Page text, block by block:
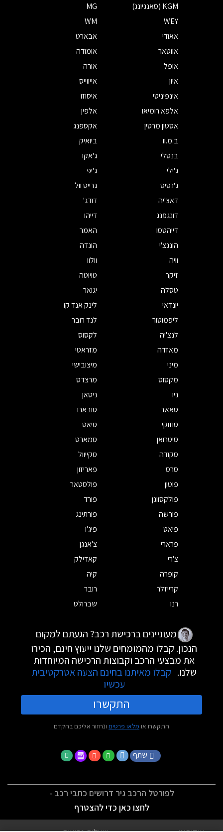
KGM (סאנגיונג)
MG
WEY
WM
אאודי
אבארט
אווטאר
אומודה
אופל
אורה
איון
אייווייס
אינפיניטי
איסוזו
אלפא רומיאו
אלפין
אסטון מרטין
אקספנג
ב.מ.וו
ביואיק
בנטלי
ג'אקו
ג'ילי
ג'יפ
ג'נסיס
גרייט וול
דאצ'יה
דודג'
דונגפנג
דייהו
דייהטסו
האמר
הונגצ'י
הונדה
וויה
וולוו
זיקר
טויוטה
טסלה
יגואר
יונדאי
לינק אנד קו
ליפמוטור
לנד רובר
לנצ'יה
לקסוס
מאזדה
מזראטי
מיני
מיצובישי
מקסוס
מרצדס
ניו
ניסאן
סאאב
סובארו
סוזוקי
סיאט
סיטרואן
סמארט
סקודה
סקייוול
סרס
פאריזון
פוטון
פולסטאר
פולקסווגן
פורד
פורשה
פורתינג
פיאט
פיג'ו
פרארי
צ'אנגן
צ'רי
קאדילק
קופרה
קיה
קרייזלר
רובר
רנו
שברולט
מעוניינים ברכישת רכב? הגעתם למקום
הנכון. קבלו מהמומחים שלנו ייעוץ חינם, הכירו
את מבצעי הרכב וקבוצות הרכישה המיוחדות
שלנו. קבלו מאיתנו בחינם הצעה אטרקטיבית
עכשיו
התקשרו
התקשרו או מלאו פרטים ונחזור אליכם בהקדם
שתף
לפורטל הרכב גיר דרושים כתבי רכב -
לחצו כאן כדי להצטרף